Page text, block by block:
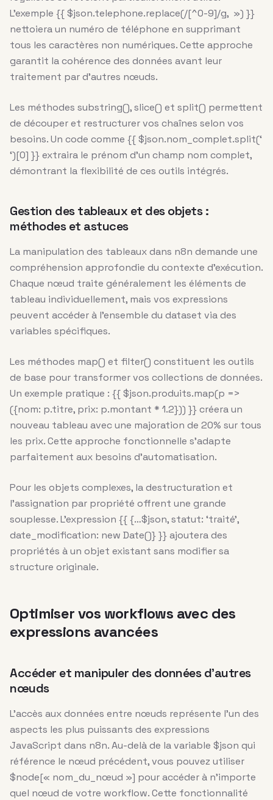
L’exemple {{ $json.telephone.replace(/[^0-9]/g, ») }}
nettoiera un numéro de téléphone en supprimant
tous les caractères non numériques. Cette approche
garantit la cohérence des données avant leur
traitement par d’autres nœuds.
Les méthodes substring(), slice() et split() permettent
de découper et restructurer vos chaînes selon vos
besoins. Un code comme {{ $json.nom_complet.split(‘
‘)[0] }} extraira le prénom d’un champ nom complet,
démontrant la flexibilité de ces outils intégrés.
Gestion des tableaux et des objets :
méthodes et astuces
La manipulation des tableaux dans n8n demande une
compréhension approfondie du contexte d’exécution.
Chaque nœud traite généralement les éléments de
tableau individuellement, mais vos expressions
peuvent accéder à l’ensemble du dataset via des
variables spécifiques.
Les méthodes map() et filter() constituent les outils
de base pour transformer vos collections de données.
Un exemple pratique : {{ $json.produits.map(p =>
({nom: p.titre, prix: p.montant * 1.2})) }} créera un
nouveau tableau avec une majoration de 20% sur tous
les prix. Cette approche fonctionnelle s’adapte
parfaitement aux besoins d’automatisation.
Pour les objets complexes, la destructuration et
l’assignation par propriété offrent une grande
souplesse. L’expression {{ {…$json, statut: ‘traité’,
date_modification: new Date()} }} ajoutera des
propriétés à un objet existant sans modifier sa
structure originale.
Optimiser vos workflows avec des
expressions avancées
Accéder et manipuler des données d’autres
nœuds
L’accès aux données entre nœuds représente l’un des
aspects les plus puissants des expressions
JavaScript dans n8n. Au-delà de la variable $json qui
référence le nœud précédent, vous pouvez utiliser
$node[« nom_du_nœud »] pour accéder à n’importe
quel nœud de votre workflow. Cette fonctionnalité